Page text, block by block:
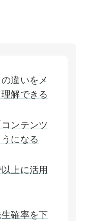
違いをメ
解できる
ンテンツ
になる
上に活用
確率を下